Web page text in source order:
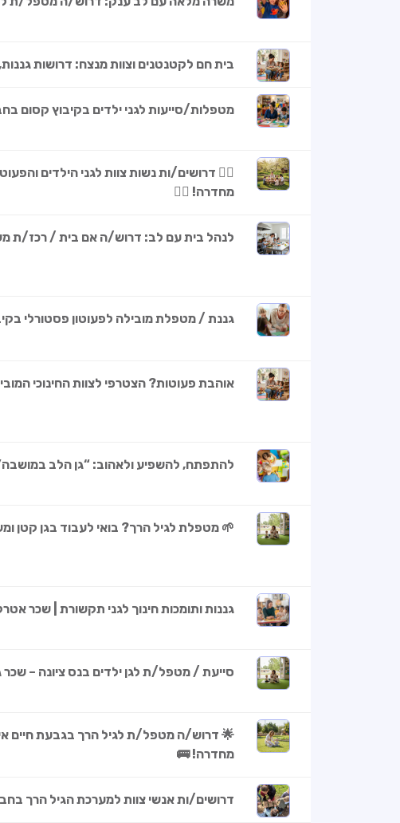
בית חם לקטנטנים וצוות מנצח: דרושות
מטפלות/סייעות לגני ילדים בקיבוץ קסום
🧚‍♀️ דרושים/ות נשות צוות לגני הילדים
מחדרה! 🧚‍♀️
לנהל בית עם לב: דרוש/ה אם בית / רכז/ת
גננת / מטפלת מובילה לפעוטון פסטורלי
אוהבת פעוטות? הצטרפי לצוות החינוכי
להתפתח, להשפיע ולאהוב: “גן הלב
🌱 מטפלת לגיל הרך? בואי לעבוד בגן קטן
גננות ותומכות חינוך לגני תקשורת | שכר
סייעת / מטפל/ת לגן ילדים בנס ציונה –
🌟 דרוש/ה מטפל/ת לגיל הרך בגבעת חיים
מחדרה! 🚌
דרושים/ות אנשי צוות למערכת הגיל הרך